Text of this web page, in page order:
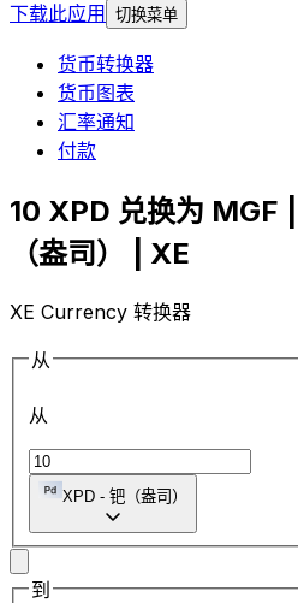
下载此应用
切换菜单
货币转换器
货币图表
汇率通知
付款
10 XPD 兑换为 MGF
（盎司） | XE
XE Currency 转换器
从
从
XPD - 钯（盎司）
到